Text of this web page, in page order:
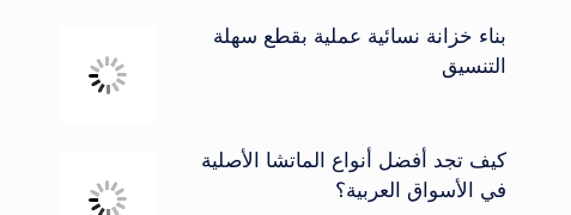
بناء خزانة نسائية عملية بقطع سهلة
التنسيق
كيف تجد أفضل أنواع الماتشا الأصلية
في الأسواق العربية؟